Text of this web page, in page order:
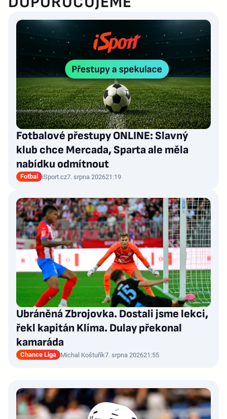
Fotbalové přestupy ONLINE: Slavný
klub chce Mercada, Sparta ale měla
nabídku odmítnout
Fotbal iSport.cz7. srpna 202621:19
Ubráněná Zbrojovka. Dostali jsme lekci,
řekl kapitán Klíma. Dulay překonal
kamaráda
Chance Liga Michal Koštuřík7. srpna 202621:55